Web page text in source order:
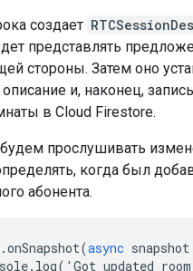
создает
представлять
стороны. Затем оно
и, наконец,
в Cloud Firestore.
прослушивать
когда был
абонента.
.onSnapshot(async snapshot
. log( ' Got updated room